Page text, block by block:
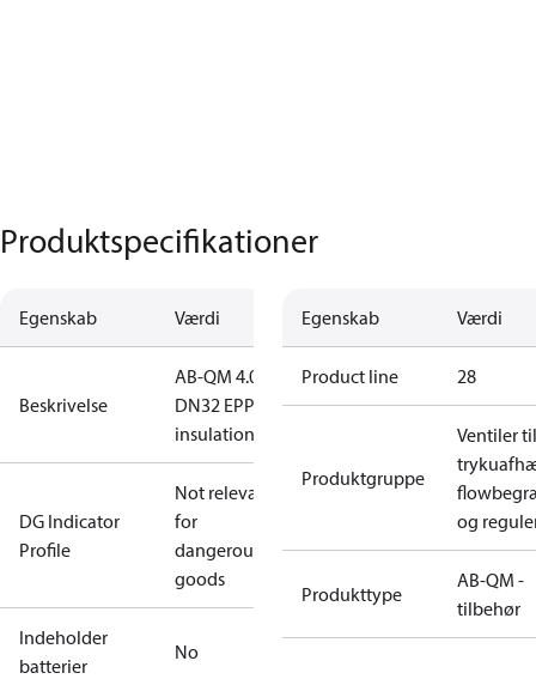
Produktspecifikationer
Egenskab Værdi
Beskrivelse
AB-QM 4.0
DN32 EPP
insulation
DG Indicator
Profile
Not relevant
for
dangerous
goods
Indeholder
batterier
No
Egenskab Værdi
Product line 28
Produktgruppe
Ventiler til
og
Produkttype
AB-QM -
tilbehør